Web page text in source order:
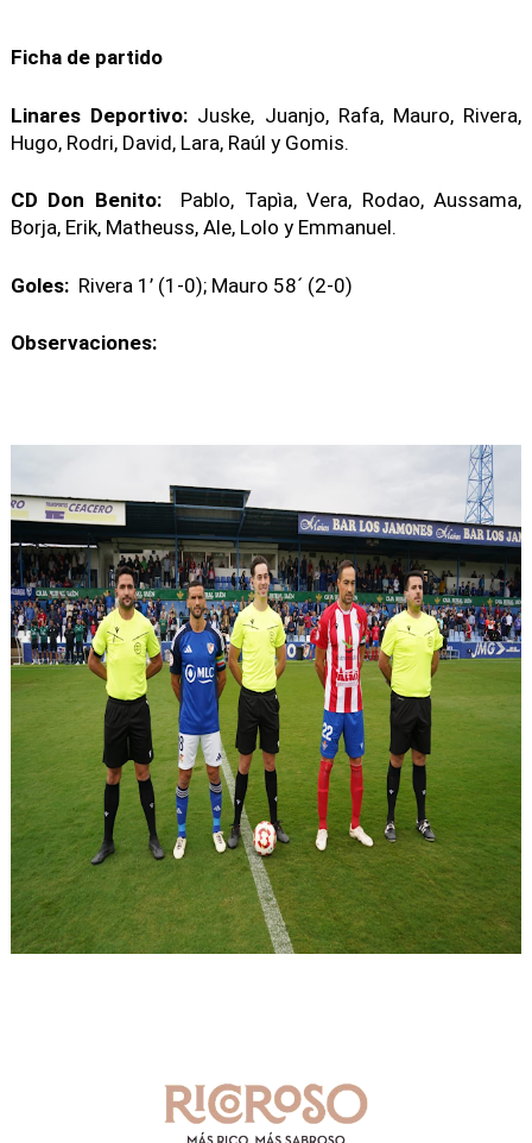
Ficha de partido
Linares Deportivo: Juske, Juanjo, Rafa, Mauro, Rivera,
Hugo, Rodri, David, Lara, Raúl y Gomis.
CD Don Benito:
Pablo, Tapìa, Vera, Rodao, Aussama,
Borja, Erik, Matheuss, Ale, Lolo y Emmanuel.
Goles: Rivera 1’ (1-0); Mauro 58´ (2-0)
Observaciones: